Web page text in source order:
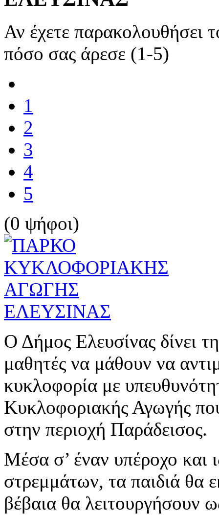
Αν έχετε παρακολουθήσει
πόσο σας άρεσε (1-5)
1
2
3
4
5
(0 ψήφοι)
Ο Δήμος Ελευσίνας δίνει
μαθητές να μάθουν να
κυκλοφορία με
Κυκλοφοριακής Αγωγής
στην περιοχή Παράδεισος.
Μέσα σ’ έναν υπέροχο και
στρεμμάτων, τα παιδιά θα
βέβαια θα λειτουργήσουν